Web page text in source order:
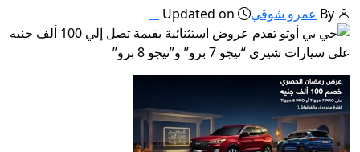
By عمرو شوقي Updated on